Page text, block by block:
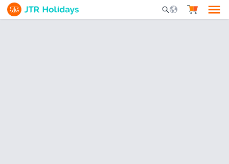
Mobile Search